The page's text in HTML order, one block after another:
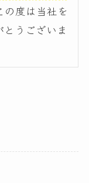
の度は当社を
うございま